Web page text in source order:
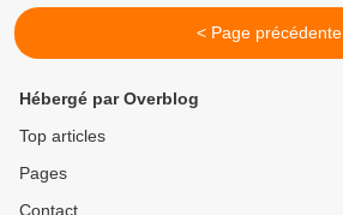
< Page précédente
Hébergé par Overblog
Top articles
Pages
Contact